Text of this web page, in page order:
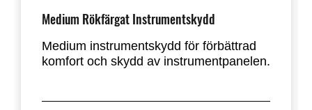
Medium Rökfärgat Instrumentskydd
Medium instrumentskydd för förbättrad
komfort och skydd av instrumentpanelen.